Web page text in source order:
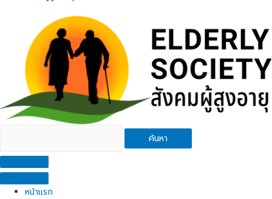
ค้นหา
หน้าแรก